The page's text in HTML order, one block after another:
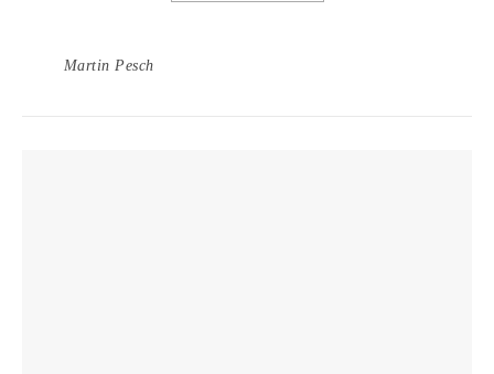
Martin Pesch